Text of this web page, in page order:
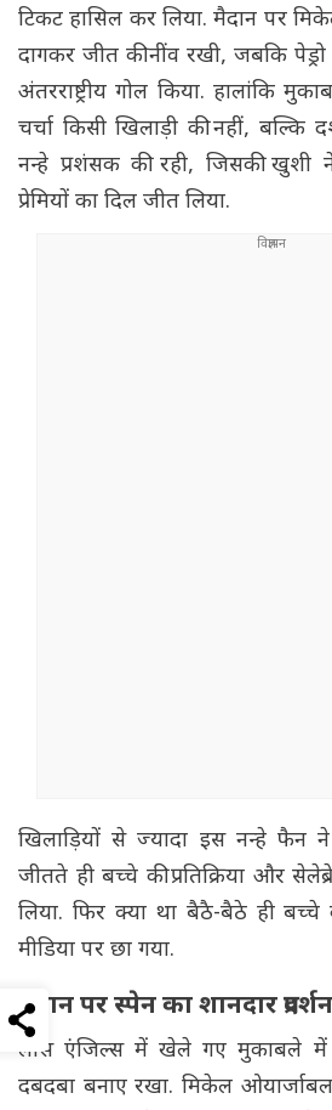
टिकट हासिल कर लिया. मैदान पर
दागकर जीत की नींव रखी, जबकि
अंतरराष्ट्रीय गोल किया. हालांकि
चर्चा किसी खिलाड़ी की नहीं, बल्कि
नन्हे प्रशंसक की रही, जिसकी खुशी
प्रेमियों का दिल जीत लिया.
खिलाड़ियों से ज्यादा इस नन्हे फैन
जीतते ही बच्चे की प्रतिक्रिया और
लिया. फिर क्या था बैठै-बैठे ही
मीडिया पर छा गया.
मैदान पर स्पेन का शानदार प्रदर्शन
लॉस एंजिल्स में खेले गए मुकाबले
दबदबा बनाए रखा. मिकेल